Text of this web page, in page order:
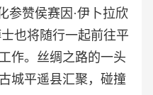
参赞侯赛因·伊卜拉欣
也将随行一起前往平
作。丝绸之路的一头
城平遥县汇聚，碰撞